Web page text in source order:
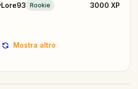
Rookie 3000 XP
Mostra altro